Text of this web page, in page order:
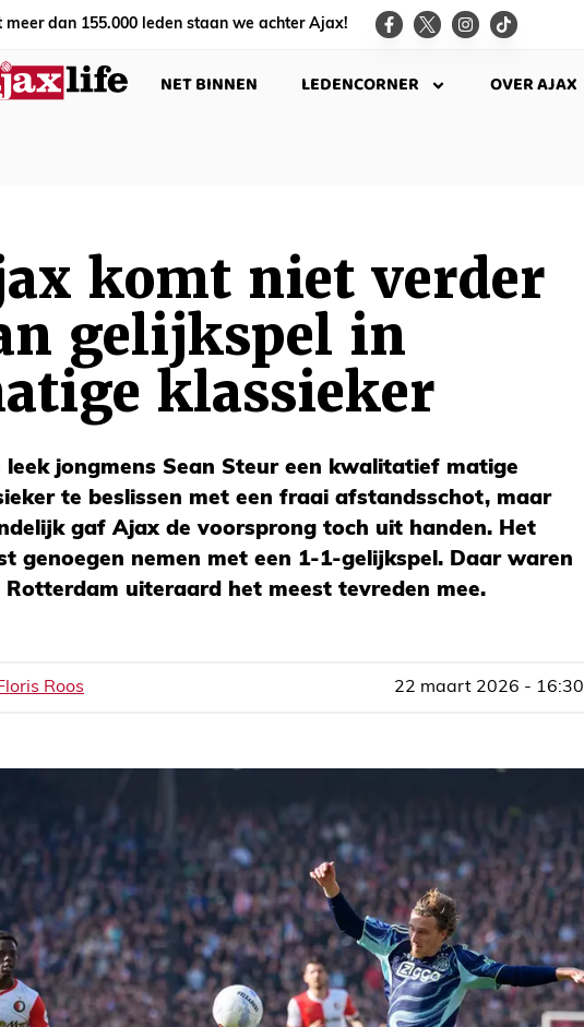
meer dan 155.000 leden staan we achter Ajax!
NET BINNEN LEDENCORNER OVER AJAX
komt niet verder
gelijkspel in
klassieker
leek jongmens Sean Steur een kwalitatief matige
te beslissen met een fraai afstandsschot, maar
gaf Ajax de voorsprong toch uit handen. Het
genoegen nemen met een 1-1-gelijkspel. Daar waren
Rotterdam uiteraard het meest tevreden mee.
Roos 22 maart 2026 - 16:30